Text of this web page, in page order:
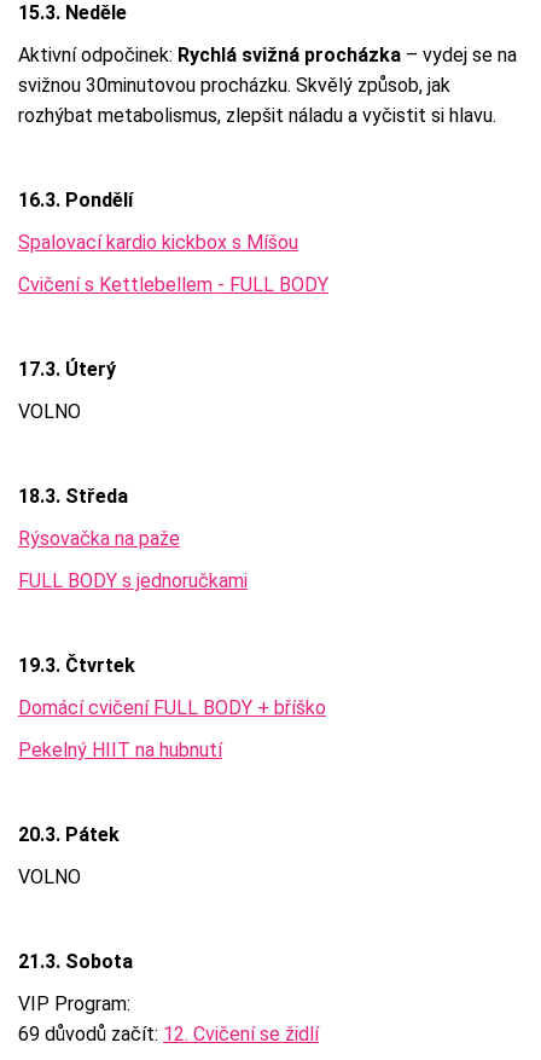
15.3. Neděle
Aktivní odpočinek: Rychlá svižná procházka – vydej se na
svižnou 30minutovou procházku. Skvělý způsob, jak
rozhýbat metabolismus, zlepšit náladu a vyčistit si hlavu.
16.3. Pondělí
Spalovací kardio kickbox s Míšou
Cvičení s Kettlebellem - FULL BODY
17.3. Úterý
VOLNO
18.3. Středa
Rýsovačka na paže
FULL BODY s jednoručkami
19.3. Čtvrtek
Domácí cvičení FULL BODY + bříško
Pekelný HIIT na hubnutí
20.3. Pátek
VOLNO
21.3. Sobota
VIP Program:
69 důvodů začít: 12. Cvičení se židlí